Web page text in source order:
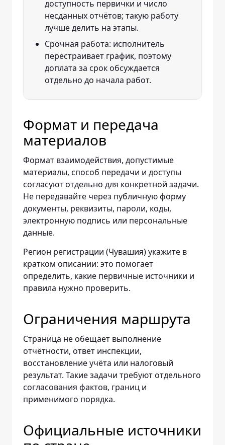
доступность первички и число
несданных отчётов; такую работу
лучше делить на этапы.
Срочная работа: исполнитель
перестраивает график, поэтому
доплата за срок обсуждается
отдельно до начала работ.
Формат и передача
материалов
Формат взаимодействия, допустимые
материалы, способ передачи и доступы
согласуют отдельно для конкретной задачи.
Не передавайте через публичную форму
документы, реквизиты, пароли, коды,
электронную подпись или персональные
данные.
Регион регистрации (Чувашия) укажите в
кратком описании: это помогает
определить, какие первичные источники и
правила нужно проверить.
Ограничения маршрута
Страница не обещает выполнение
отчётности, ответ инспекции,
восстановление учёта или налоговый
результат. Такие задачи требуют отдельного
согласования фактов, границ и
применимого порядка.
Официальные источники